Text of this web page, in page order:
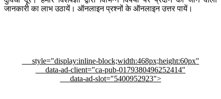
जानकारी का लाभ उठायें। ऑनलाइन प्रश्नों के ऑनलाइन उत्तर पायें।
style="display:inline-block;width:468px;height:60px"
data-ad-client="ca-pub-0179380496252414"
data-ad-slot="5400952923">